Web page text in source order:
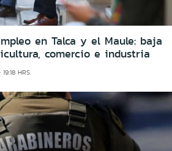
en Talca y el Maule: baja
comercio e industria
HRS